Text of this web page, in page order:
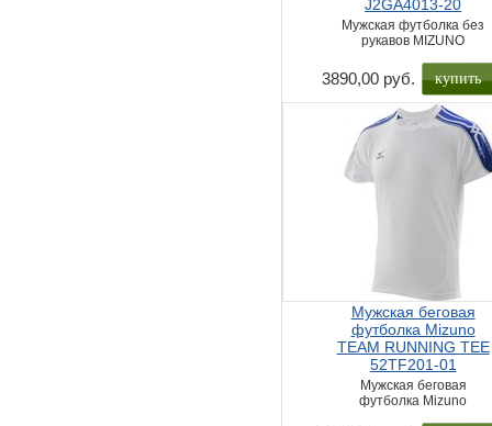
J2GA4013-20
Мужская футболка без
рукавов MIZUNO
3890,00 руб. купить
Мужская беговая
футболка Mizuno
TEAM RUNNING TEE
52TF201-01
Мужская беговая
футболка Mizuno